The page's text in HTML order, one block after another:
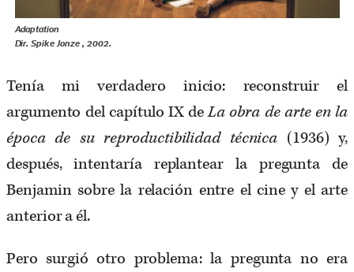
Adaptation
Dir. Spike Jonze , 2002.
Tenía mi verdadero inicio: reconstruir el
argumento del capítulo IX deLa obra de arte en la
época de su reproductibilidad técnica (1936) y,
después, intentaría replantear la pregunta de
Benjamin sobre la relación entre el cine y el arte
anterior a él.
Pero surgió otro problema: la pregunta no era